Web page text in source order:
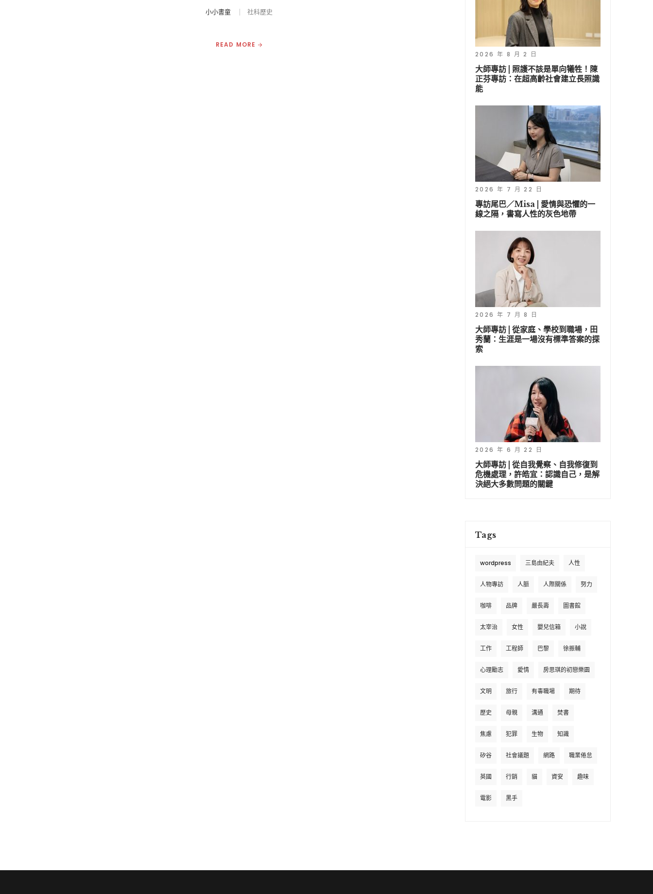
小小書童 社科歷史
READ MORE
2026 年 8 月 2 日
大師專訪 | 照護不該是單向犧牲！陳
正芬專訪：在超高齡社會建立長照識
能
2026 年 7 月 22 日
專訪尾巴／Misa | 愛情與恐懼的一
線之隔，書寫人性的灰色地帶
2026 年 7 月 8 日
大師專訪 | 從家庭、學校到職場，田
秀蘭：生涯是一場沒有標準答案的探
索
2026 年 6 月 22 日
大師專訪 | 從自我覺察、自我修復到
危機處理，許皓宜：認識自己，是解
決絕大多數問題的關鍵
Tags
wordpress 三島由紀夫 人性
人物專訪 人脈 人際關係 努力
咖啡 品牌 嚴長壽 圖書館
太宰治 女性 嬰兒信箱 小說
工作 工程師 巴黎 徐振輔
心理勵志 愛情 房思琪的初戀樂園
文明 旅行 有毒職場 期待
歷史 母親 溝通 焚書
焦慮 犯罪 生物 知識
矽谷 社會議題 網路 職業倦怠
英國 行銷 貓 資安 趣味
電影 黑手